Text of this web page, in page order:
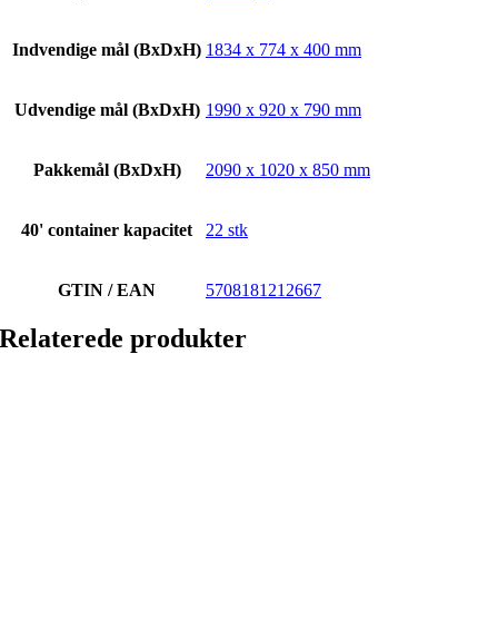
Indvendige mål (BxDxH) 1834 x 774 x 400 mm
Udvendige mål (BxDxH) 1990 x 920 x 790 mm
Pakkemål (BxDxH) 2090 x 1020 x 850 mm
40' container kapacitet 22 stk
GTIN / EAN 5708181212667
Relaterede produkter